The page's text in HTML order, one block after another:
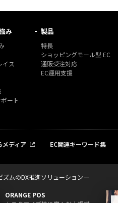
み
イス
ート
製品
特長
ショッピングモール型 EC
通販受注対応
EC運用支援
メディア EC関連キーワード集
ズムのDX推進ソリューション
ORANGE POS